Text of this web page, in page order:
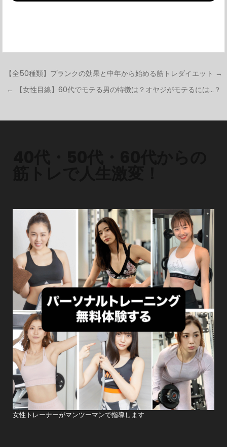
投
ナ
ン
【全50種類】プランクの効果と中年から始める筋トレダイエット →
← 【女性目線】60代でモテる男の特徴は？オヤジがモテるには…？
女性トレーナーがマンツーマンで指導します